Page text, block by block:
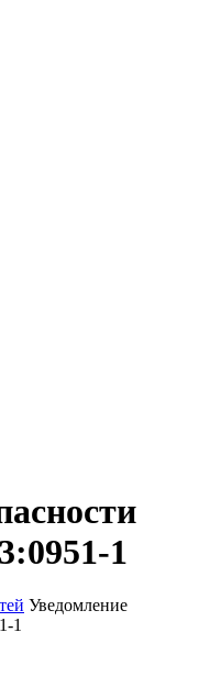
1
Уведомление
1